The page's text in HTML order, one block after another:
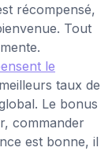
récompensé,
Tout
le
taux de
Le bonus
commander
est bonne, il